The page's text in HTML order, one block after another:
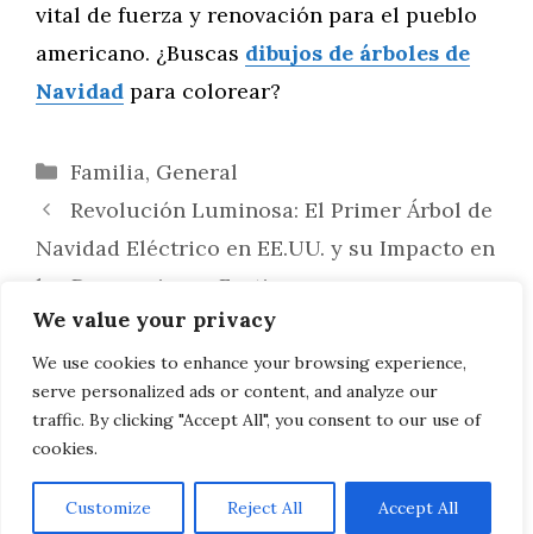
We value your privacy
We use cookies to enhance your browsing experience,
serve personalized ads or content, and analyze our
traffic. By clicking "Accept All", you consent to our use of
cookies.
Customize Reject All Accept All
vital de fuerza y renovación para el pueblo
americano. ¿Buscas dibujos de árboles de
Navidad para colorear?
Categorías
Familia, General
Revolución Luminosa: El Primer Árbol de
Navidad Eléctrico en EE.UU. y su Impacto en
las Decoraciones Festivas
Un Símbolo de Unidad: La Tradición del
Árbol de Navidad en el Capitolio de los
Estados Unidos
AVISO LEGAL, POLITICA DE PRIVACIDAD, COOKIES